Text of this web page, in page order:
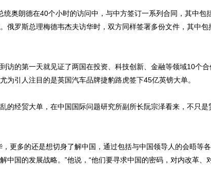
奥朗德在40个小时的访问中，与中方签订一系列合同，其中包
俄罗斯总理梅德韦杰夫访华时，双方同样签署多份文件，其中包
的第一天就见证了两国在投资、科技创新、金融等领域10个合
为引人注目的是英国汽车品牌捷豹路虎签下45亿英镑大单。
经贸大单，在中国国际问题研究所副所长阮宗泽看来，不只是
多的还是想切身了解中国，通过包括与中国领导人的会晤等
中国的发展战略。”他说，“他们要寻求中国的密码，对内改革、